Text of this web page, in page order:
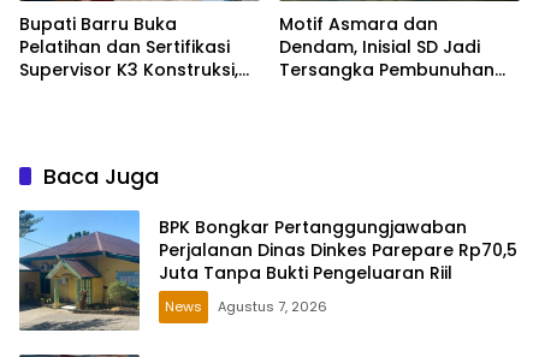
Bupati Barru Buka
Pelatihan dan Sertifikasi
Supervisor K3 Konstruksi,
Motif Asmara dan
Dendam, Inisial SD Jadi
Tersangka Pembunuhan
Baca Juga
BPK Bongkar Pertanggungjawaban
Perjalanan Dinas Dinkes Parepare Rp70,5
Juta Tanpa Bukti Pengeluaran Riil
News Agustus 7, 2026